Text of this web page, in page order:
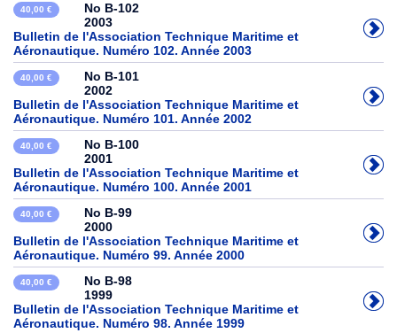
40,00 €
No B-102
2003
Bulletin de l'Association Technique Maritime et
Aéronautique. Numéro 102. Année 2003
40,00 €
No B-101
2002
Bulletin de l'Association Technique Maritime et
Aéronautique. Numéro 101. Année 2002
40,00 €
No B-100
2001
Bulletin de l'Association Technique Maritime et
Aéronautique. Numéro 100. Année 2001
40,00 €
No B-99
2000
Bulletin de l'Association Technique Maritime et
Aéronautique. Numéro 99. Année 2000
40,00 €
No B-98
1999
Bulletin de l'Association Technique Maritime et
Aéronautique. Numéro 98. Année 1999